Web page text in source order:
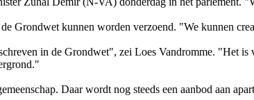
Grondwet kunnen worden verzoend. "We kunnen
in de Grondwet", zei Loes Vandromme. "Het is
Daar wordt nog steeds een aanbod aan